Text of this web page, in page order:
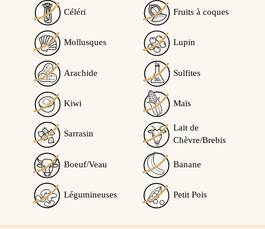
Céléri Fruits à coques
Mollusques Lupin
Arachide Sulfites
Kiwi Maïs
Sarrasin
Lait de
Chèvre/Brebis
Boeuf/Veau Banane
Légumineuses Petit Pois